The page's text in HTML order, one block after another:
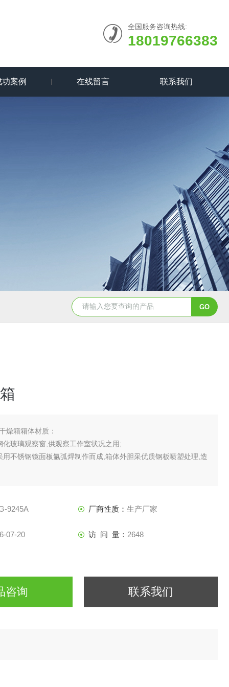
全国服务咨询热线:
18019766383
功案例 在线留言 联系我们
YSCYS-010臭氧老化试验设备
燥箱箱体材质：
化玻璃观察窗,供观察工作室状况之用;
用不锈钢镜面板氩弧焊制作而成,箱体外胆采优质钢板喷塑处理,造
9245A 厂商性质： 生产厂家
07-20 访 问 量： 2648
咨询 联系我们